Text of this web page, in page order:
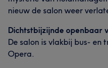
nieuw de salon weer
Dichtstbijzijnde openbaar
De salon is vlakbij bus- en
Opera.